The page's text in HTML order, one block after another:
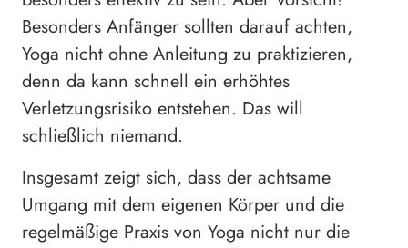
Besonders Anfänger sollten darauf achten,
Yoga nicht ohne Anleitung zu praktizieren,
denn da kann schnell ein erhöhtes
Verletzungsrisiko entstehen. Das will
schließlich niemand.
Insgesamt zeigt sich, dass der achtsame
Umgang mit dem eigenen Körper und die
regelmäßige Praxis von Yoga nicht nur die